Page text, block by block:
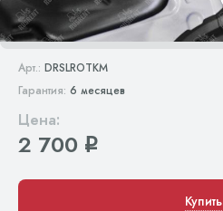
Арт.: DRSLROTKM
Гарантия: 6 месяцев
Цена:
2 700 q
Купить